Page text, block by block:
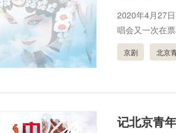
2020年4月27
唱会又一次在
京剧 北京
记北京青